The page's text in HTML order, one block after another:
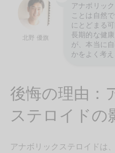
北野 優旗
アナボリッ
ことは自然
にとどまる
長期的な健
が、本当に
かをよく考え
後悔の理由：
ステロイドの
アナボリックステロイドは